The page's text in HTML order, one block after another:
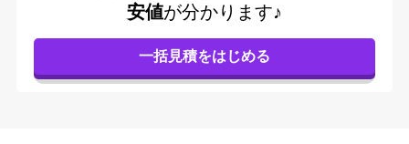
安値が分かります♪